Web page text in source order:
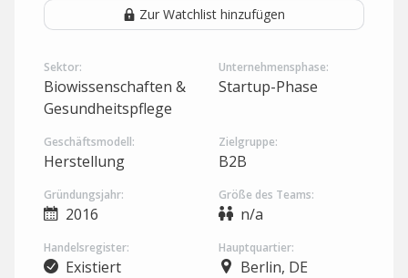
Zur Watchlist hinzufügen
Sektor:
Biowissenschaften &
Gesundheitspflege
Unternehmensphase:
Startup-Phase
Geschäftsmodell:
Herstellung
Zielgruppe:
B2B
Gründungsjahr:
2016
Größe des Teams:
n/a
Handelsregister:
Existiert
Hauptquartier:
Berlin, DE